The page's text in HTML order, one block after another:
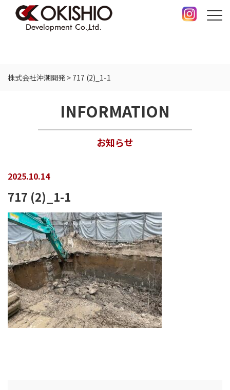
株式会社沖潮開発 > 717 (2)_1-1
INFORMATION
お知らせ
2025.10.14
717 (2)_1-1